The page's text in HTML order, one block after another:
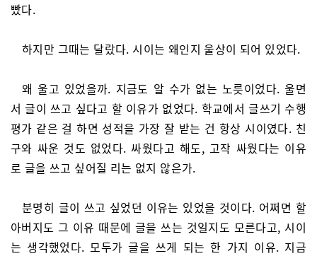
빴다.
하지만 그때는 달랐다. 시이는 왜인지 울상이 되어 있었다.
왜 울고 있었을까. 지금도 알 수가 없는 노릇이었다. 울면
서 글이 쓰고 싶다고 할 이유가 없었다. 학교에서 글쓰기 수행
평가 같은 걸 하면 성적을 가장 잘 받는 건 항상 시이였다. 친
구와 싸운 것도 없었다. 싸웠다고 해도, 고작 싸웠다는 이유
로 글을 쓰고 싶어질 리는 없지 않은가.
분명히 글이 쓰고 싶었던 이유는 있었을 것이다. 어쩌면 할
아버지도 그 이유 때문에 글을 쓰는 것일지도 모른다고, 시이
는 생각했었다. 모두가 글을 쓰게 되는 한 가지 이유. 지금